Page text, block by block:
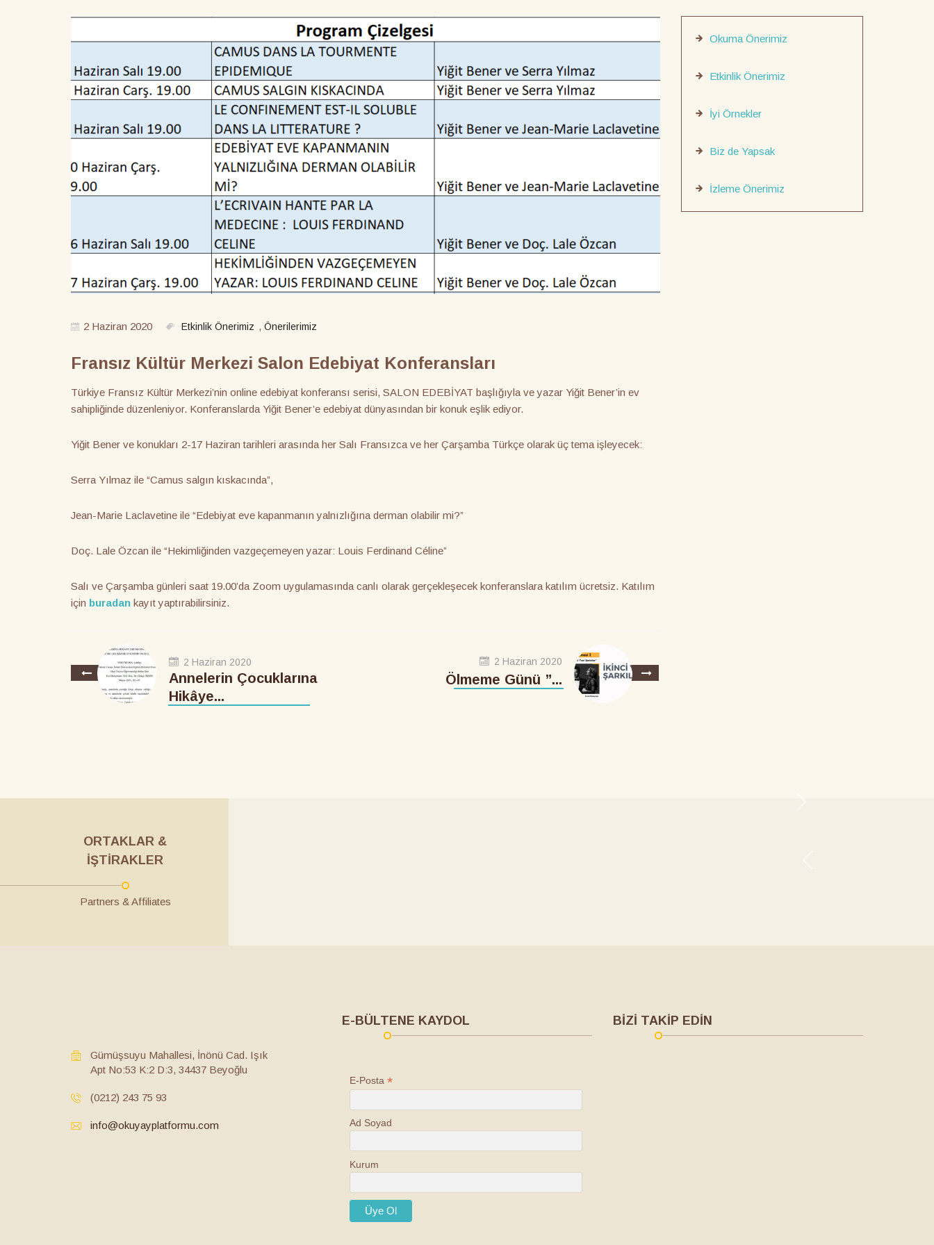
2 Haziran 2020 Etkinlik Önerimiz , Önerilerimiz
Fransız Kültür Merkezi Salon Edebiyat Konferansları
Türkiye Fransız Kültür Merkezi’nin online edebiyat konferansı serisi, SALON EDEBİYAT başlığıyla ve yazar Yiğit Bener’in ev
sahipliğinde düzenleniyor. Konferanslarda Yiğit Bener’e edebiyat dünyasından bir konuk eşlik ediyor.
Yiğit Bener ve konukları 2-17 Haziran tarihleri arasında her Salı Fransızca ve her Çarşamba Türkçe olarak üç tema işleyecek:
Serra Yılmaz ile “Camus salgın kıskacında”,
Jean-Marie Laclavetine ile “Edebiyat eve kapanmanın yalnızlığına derman olabilir mi?”
Doç. Lale Özcan ile “Hekimliğinden vazgeçemeyen yazar: Louis Ferdinand Céline”
Salı ve Çarşamba günleri saat 19.00’da Zoom uygulamasında canlı olarak gerçekleşecek konferanslara katılım ücretsiz. Katılım
için buradan kayıt yaptırabilirsiniz.
2 Haziran 2020
Annelerin Çocuklarına
Hikâye...
2 Haziran 2020
Ölmeme Günü ”...
Okuma Önerimiz
Etkinlik Önerimiz
İyi Örnekler
Biz de Yapsak
İzleme Önerimiz
ORTAKLAR &
İŞTIRAKLER
Partners & Affiliates
Gümüşsuyu Mahallesi, İnönü Cad. Işık
Apt No:53 K:2 D:3, 34437 Beyoğlu
(0212) 243 75 93
info@okuyayplatformu.com
E-BÜLTENE KAYDOL
E-Posta *
Ad Soyad
Kurum
BİZİ TAKİP EDİN